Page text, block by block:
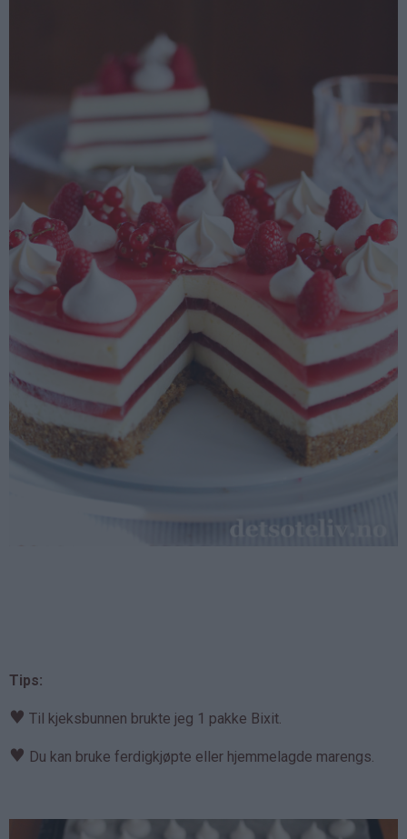
Tips:
♥ Til kjeksbunnen brukte jeg 1 pakke Bixit.
♥ Du kan bruke ferdigkjøpte eller hjemmelagde marengs.